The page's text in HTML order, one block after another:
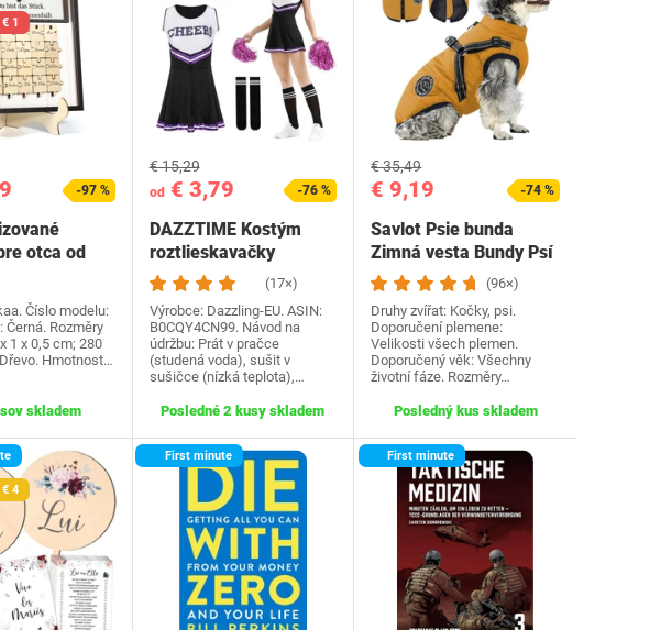
1
-97 %
otca od
Číslo modelu:
Černá. Rozměry
1 x 0,5 cm; 280
Hmotnost…
skladem
od€ 3,79
€ 15,29
-76 %
DAZZTIME Kostým
roztlieskavačky
dámske, kostým…
(17×)
Výrobce: Dazzling-EU. ASIN:
B0CQY4CN99. Návod na
údržbu: Prát v pračce
(studená voda), sušit v
sušičce (nízká teplota),…
Posledné 2 kusy skladem
€ 9,19
€ 35,49
-74 %
Savlot Psie bunda
Zimná vesta Bundy Psí
kabát Psí sveter…
(96×)
Druhy zvířat: Kočky, psi.
Doporučení plemene:
Velikosti všech plemen.
Doporučený věk: Všechny
životní fáze. Rozměry…
Posledný kus skladem
4
First minute First minute